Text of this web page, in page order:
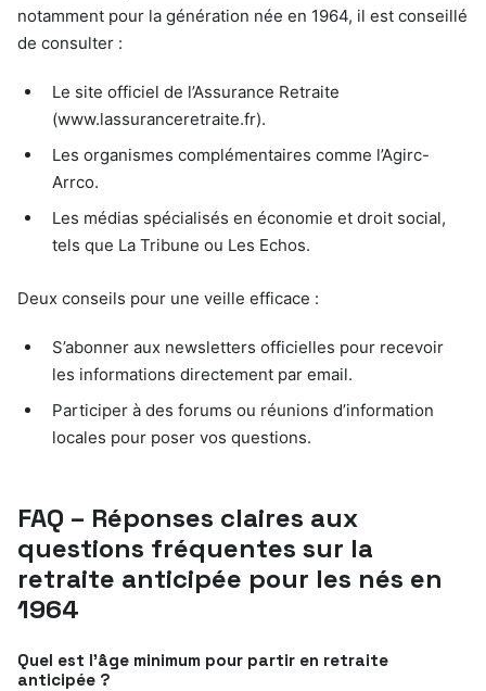
notamment pour la génération née en 1964, il est conseillé
de consulter :
Le site officiel de l’Assurance Retraite
(www.lassuranceretraite.fr).
Les organismes complémentaires comme l’Agirc-
Arrco.
Les médias spécialisés en économie et droit social,
tels que La Tribune ou Les Echos.
Deux conseils pour une veille efficace :
S’abonner aux newsletters officielles pour recevoir
les informations directement par email.
Participer à des forums ou réunions d’information
locales pour poser vos questions.
FAQ – Réponses claires aux
questions fréquentes sur la
retraite anticipée pour les nés en
1964
Quel est l’âge minimum pour partir en retraite
anticipée ?